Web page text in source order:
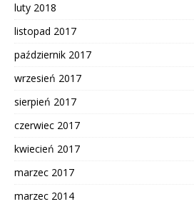
luty 2018
listopad 2017
październik 2017
wrzesień 2017
sierpień 2017
czerwiec 2017
kwiecień 2017
marzec 2017
marzec 2014